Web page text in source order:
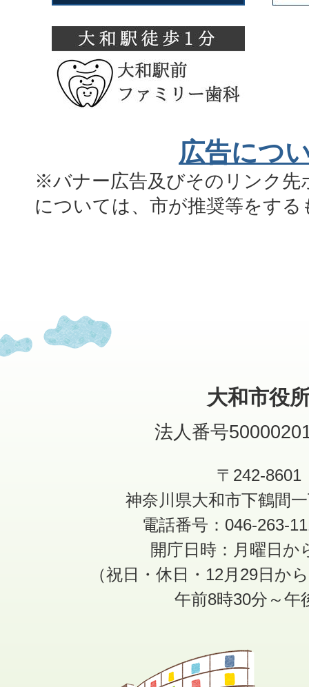
広告につ
※バナー広告及びそのリンク先
については、市が推奨等をす
大和市役
法人番号
〒242-8601
神奈川県大和市下鶴間
電話番号：046-263-
開庁日時：月曜日か
（祝日・休日・12月29日か
午前8時30分～午